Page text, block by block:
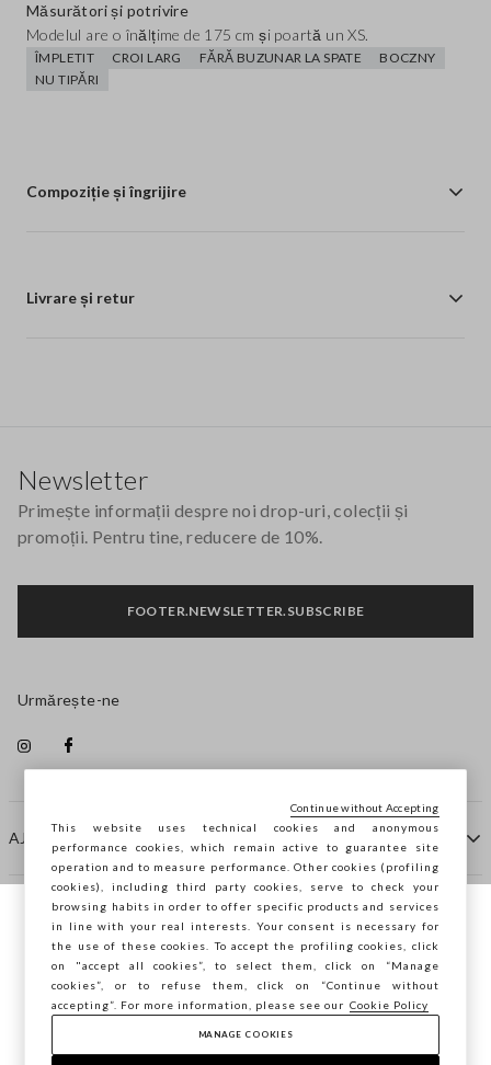
Măsurători și potrivire
Modelul are o înălțime de 175 cm și poartă un XS.
ÎMPLETIT CROI LARG FĂRĂ BUZUNAR LA SPATE
BOCZNY
NU TIPĂRI
Compoziție și îngrijire
Livrare și retur
AJUTOR
COMPANIE
CONTACTE
Newsletter
Primește informații despre noi drop-uri, colecții și
promoții. Pentru tine, reducere de 10%.
FOOTER.NEWSLETTER.SUBSCRIBE
Urmărește-ne
Copyright © Ovs S.p.A. P.Iva 04240010274 - Cap. Soc.
Navighezi pe STEFANEL Italia, vrei să
salvezi locația ta?
CONFIRMĂ
This website uses technical cookies and anonymous
performance cookies, which remain active to guarantee site
operation and to measure performance. Other cookies (profiling
cookies), including third party cookies, serve to check your
browsing habits in order to offer specific products and services
in line with your real interests. Your consent is necessary for
the use of these cookies. To accept the profiling cookies, click
on "accept all cookies”, to select them, click on “Manage
cookies”, or to refuse them, click on “Continue without
accepting”. For more information, please see our Cookie Policy
MANAGE COOKIES
Continue without Accepting